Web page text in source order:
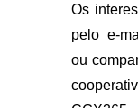
Os
pelo e-
ou